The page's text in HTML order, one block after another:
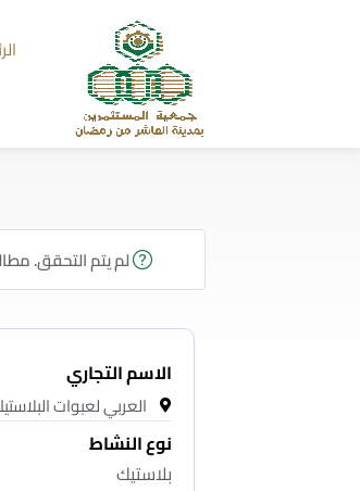
لم يتم التحقق.
الاسم التجاري
العربي لعبوات
نوع النشاط
بلاستيك